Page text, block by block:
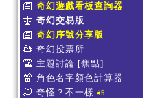
奇幻遊戲看板查詢器
奇幻交易版
奇幻序號分享版
奇幻投票所
主題討論 [焦點]
角色名字顏色計算器
奇怪？不一樣 #5